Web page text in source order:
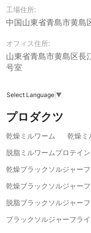
工場住所:
中国山東省青島市黄島
オフィス住所:
山東省青島市黄島区長
号室
Select Language ▼
プロダクツ
乾燥ミルワーム
乾燥ミ
脱脂ミルワームプロテイ
乾燥ブラックソルジャー
乾燥ブラックソルジャー
脱脂ブラックソルジャー
ブラックソルジャーフラ